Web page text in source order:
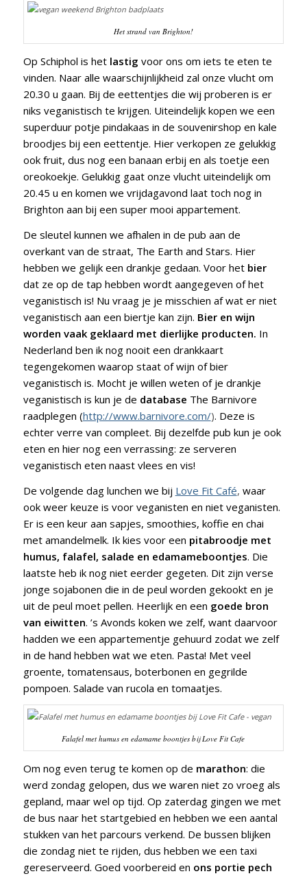
Het strand van Brighton!
Op Schiphol is het lastig voor ons om iets te eten te
vinden. Naar alle waarschijnlijkheid zal onze vlucht om
20.30 u gaan. Bij de eettentjes die wij proberen is er
niks veganistisch te krijgen. Uiteindelijk kopen we een
superduur potje pindakaas in de souvenirshop en kale
broodjes bij een eettentje. Hier verkopen ze gelukkig
ook fruit, dus nog een banaan erbij en als toetje een
oreokoekje. Gelukkig gaat onze vlucht uiteindelijk om
20.45 u en komen we vrijdagavond laat toch nog in
Brighton aan bij een super mooi appartement.
De sleutel kunnen we afhalen in de pub aan de
overkant van de straat, The Earth and Stars. Hier
hebben we gelijk een drankje gedaan. Voor het bier
dat ze op de tap hebben wordt aangegeven of het
veganistisch is! Nu vraag je je misschien af wat er niet
veganistisch aan een biertje kan zijn. Bier en wijn
worden vaak geklaard met dierlijke producten. In
Nederland ben ik nog nooit een drankkaart
tegengekomen waarop staat of wijn of bier
veganistisch is. Mocht je willen weten of je drankje
veganistisch is kun je de database The Barnivore
raadplegen (http://www.barnivore.com/). Deze is
echter verre van compleet. Bij dezelfde pub kun je ook
eten en hier nog een verrassing: ze serveren
veganistisch eten naast vlees en vis!
De volgende dag lunchen we bij Love Fit Café, waar
ook weer keuze is voor veganisten en niet veganisten.
Er is een keur aan sapjes, smoothies, koffie en chai
met amandelmelk. Ik kies voor een pitabroodje met
humus, falafel, salade en edamameboontjes. Die
laatste heb ik nog niet eerder gegeten. Dit zijn verse
jonge sojabonen die in de peul worden gekookt en je
uit de peul moet pellen. Heerlijk en een goede bron
van eiwitten. ’s Avonds koken we zelf, want daarvoor
hadden we een appartementje gehuurd zodat we zelf
in de hand hebben wat we eten. Pasta! Met veel
groente, tomatensaus, boterbonen en gegrilde
pompoen. Salade van rucola en tomaatjes.
Falafel met humus en edamame boontjes bij Love Fit Cafe
Om nog even terug te komen op de marathon: die
werd zondag gelopen, dus we waren niet zo vroeg als
gepland, maar wel op tijd. Op zaterdag gingen we met
de bus naar het startgebied en hebben we een aantal
stukken van het parcours verkend. De bussen blijken
die zondag niet te rijden, dus hebben we een taxi
gereserveerd. Goed voorbereid en ons portie pech